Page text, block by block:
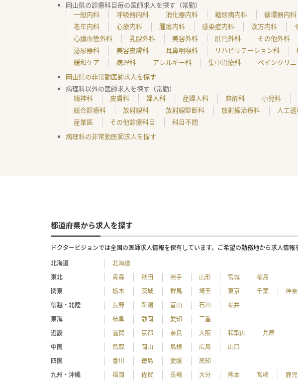
岡山県の診療科目毎の医師求人を探す（常勤）
一般内科
呼吸器内科 消化器内科 糖尿病内科 循環器内科
老年内科
心療内科 腫瘍内科 感染症内科 漢方内科
心臓血管外科
乳腺外科 美容外科 肛門外科 その他外科
泌尿器科
美容皮膚科 耳鼻咽喉科 リハビリテーション科
緩和ケア
病理科 アレルギー科 集中治療科 ペインクリ
岡山県の非常勤医師求人を探す
病理科以外の医師求人を探す（常勤）
精神科
皮膚科 婦人科 産婦人科 麻酔科 小児科
総合診療科
放射線科 放射線診断科 放射線治療科 人工
産業医
その他診療科目
科目不問
病理科の非常勤医師求人を探す
都道府県から求人を探す
ドクタービジョンでは全国の医師求人情報を保有しています。ご希望の勤務地から求人情報
北海道
北海道
東北
青森 秋田 岩手 山形 宮城
福島
関東
栃木 茨城 群馬 埼玉 東京 千葉 神
信越・北陸
長野 新潟 富山 石川
福井
東海
岐阜 静岡 愛知
三重
近畿
滋賀 京都 奈良 大阪 和歌山
兵庫
中国
鳥取 岡山 島根 広島
山口
四国
香川 徳島 愛媛
高知
九州・沖縄
福岡 佐賀 長崎 大分 熊本 宮崎 鹿